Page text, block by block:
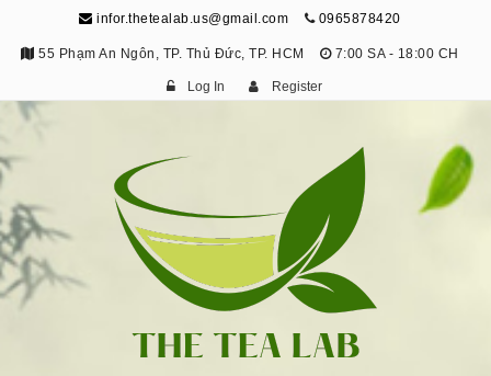
infor.thetealab.us@gmail.com 0965878420
55 Phạm An Ngôn, TP. Thủ Đức, TP. HCM 7:00 SA - 18:00 CH
Log In Register